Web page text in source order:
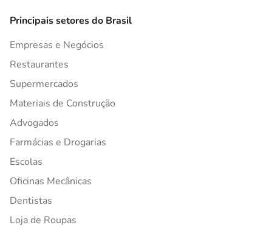
Principais setores do Brasil
Empresas e Negócios
Restaurantes
Supermercados
Materiais de Construção
Advogados
Farmácias e Drogarias
Escolas
Oficinas Mecânicas
Dentistas
Loja de Roupas